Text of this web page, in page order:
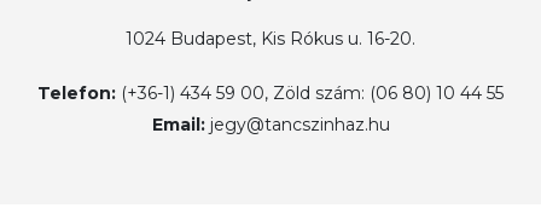
1024 Budapest, Kis Rókus u. 16-20.
Telefon: (+36-1) 434 59 00, Zöld szám: (06 80) 10 44 55
Email: jegy@tancszinhaz.hu